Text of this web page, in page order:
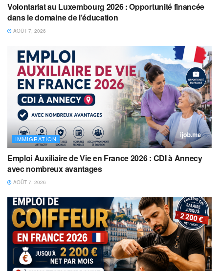
Volontariat au Luxembourg 2026 : Opportunité financée
dans le domaine de l’éducation
AOÛT 7, 2026
IMMIGRATION
Emploi Auxiliaire de Vie en France 2026 : CDI à Annecy
avec nombreux avantages
AOÛT 7, 2026